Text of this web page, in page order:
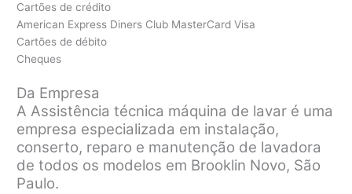
Cartões de crédito
American Express Diners Club MasterCard Visa
Cartões de débito
Cheques
Da Empresa
A Assistência técnica máquina de lavar é uma
empresa especializada em instalação,
conserto, reparo e manutenção de lavadora
de todos os modelos em Brooklin Novo, São
Paulo.